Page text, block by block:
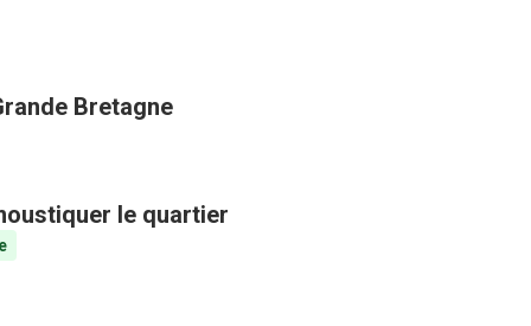
Bretagne
le quartier